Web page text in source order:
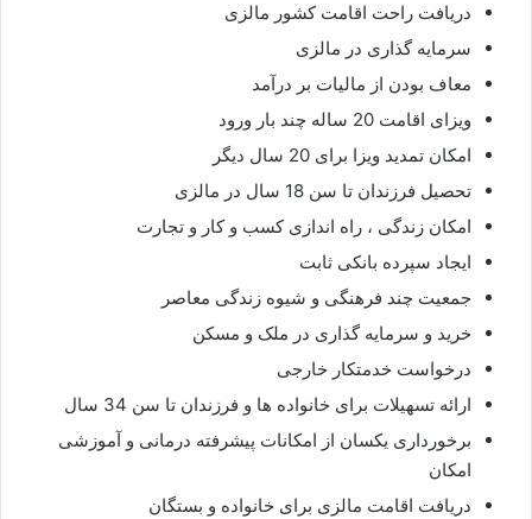
دریافت راحت اقامت کشور مالزی
سرمایه گذاری در مالزی
معاف بودن از مالیات بر درآمد
ویزای اقامت 20 ساله چند بار ورود
امکان تمدید ویزا برای 20 سال دیگر
تحصیل فرزندان تا سن 18 سال در مالزی
امکان زندگی ، راه اندازی کسب و کار و تجارت
ایجاد سپرده بانکی ثابت
جمعیت چند فرهنگی و شیوه زندگی معاصر
خرید و سرمایه گذاری در ملک و مسکن
درخواست خدمتکار خارجی
ارائه تسهیلات برای خانواده ها و فرزندان تا سن 34 سال
برخورداری یکسان از امکانات پیشرفته درمانی و آموزشی
امکان
دریافت اقامت مالزی برای خانواده و بستگان